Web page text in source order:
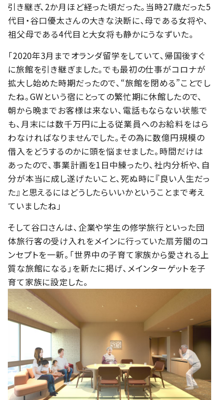
引き継ぎ、2か月ほど経った頃だった。当時27歳だった5
代目・谷口優太さんの大きな決断に、母である女将や、
祖父母である4代目と大女将も静かにうなずいた。
「2020年3月までオランダ留学をしていて、帰国後すぐ
に旅館を引き継ぎました。でも最初の仕事がコロナが
拡大し始めた時期だったので、“旅館を閉める”ことでし
たね。GWという宿にとっての繁忙期に休館したので、
朝から晩までお客様は来ない、電話もならない状態で
も、月末には数千万円に上る従業員へのお給料をはら
わなければなりませんでした。その為に数億円規模の
借入をどうするのかに頭を悩ませました。時間だけは
あったので、事業計画を1日中練ったり、社内分析や、自
分が本当に成し遂げたいこと、死ぬ時に『良い人生だっ
た』と思えるにはどうしたらいいかということまで考え
ていましたね」
そして谷口さんは、企業や学生の修学旅行といった団
体旅行客の受け入れをメインに行っていた扇芳閣のコ
ンセプトを一新。「世界中の子育て家族から愛される上
質な旅館になる」を新たに掲げ、メインターゲットを子
育て家族に設定した。